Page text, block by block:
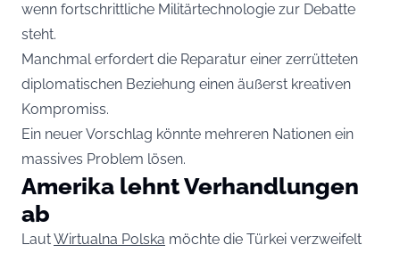
wenn fortschrittliche Militärtechnologie zur Debatte
steht.
Manchmal erfordert die Reparatur einer zerrütteten
diplomatischen Beziehung einen äußerst kreativen
Kompromiss.
Ein neuer Vorschlag könnte mehreren Nationen ein
massives Problem lösen.
Amerika lehnt Verhandlungen
ab
LautWirtualna Polska möchte die Türkei verzweifelt